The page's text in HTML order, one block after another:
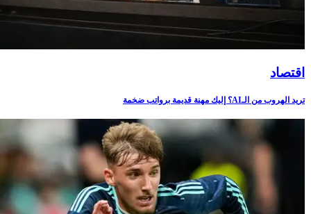
اقتصاد
تريد الهروب من الـAI؟ إليك مهنة قديمة برواتب ضخمة